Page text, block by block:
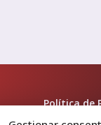
Política de
Política